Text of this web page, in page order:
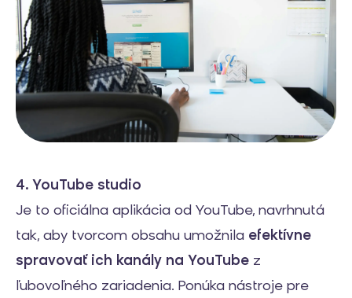
4. YouTube studio
Je to oficiálna aplikácia od YouTube, navrhnutá
tak, aby tvorcom obsahu umožnila efektívne
spravovať ich kanály na YouTube z
ľubovoľného zariadenia. Ponúka nástroje pre